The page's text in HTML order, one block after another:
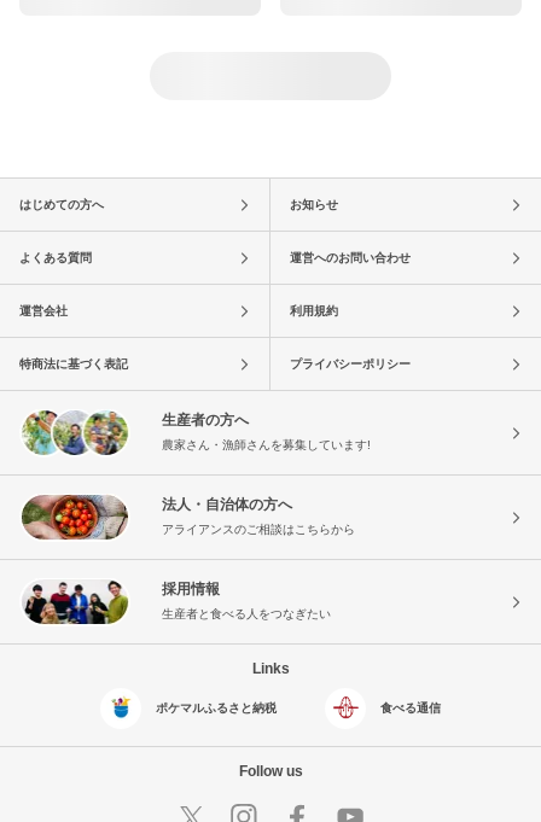
はじめての方へ お知らせ
よくある質問 運営へのお問い合わせ
運営会社 利用規約
特商法に基づく表記 プライバシーポリシー
生産者の方へ
農家さん・漁師さんを募集しています!
法人・自治体の方へ
アライアンスのご相談はこちらから
採用情報
生産者と食べる人をつなぎたい
Links
ポケマルふるさと納税 食べる通信
Follow us